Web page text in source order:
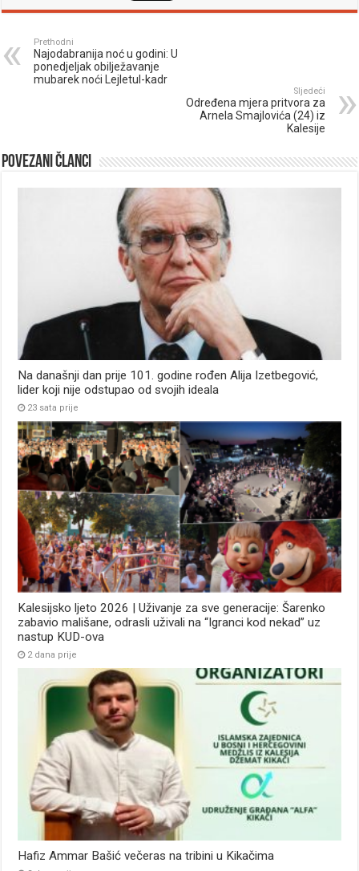
Prethodni
Najodabranija noć u godini: U
ponedjeljak obilježavanje
mubarek noći Lejletul-kadr
Sljedeći
Određena mjera pritvora za
Arnela Smajlovića (24) iz
Kalesije
Povezani članci
Na današnji dan prije 101. godine rođen Alija Izetbegović,
lider koji nije odstupao od svojih ideala
23 sata prije
Kalesijsko ljeto 2026 | Uživanje za sve generacije: Šarenko
zabavio mališane, odrasli uživali na “Igranci kod nekad” uz
nastup KUD-ova
2 dana prije
Hafiz Ammar Bašić večeras na tribini u Kikačima